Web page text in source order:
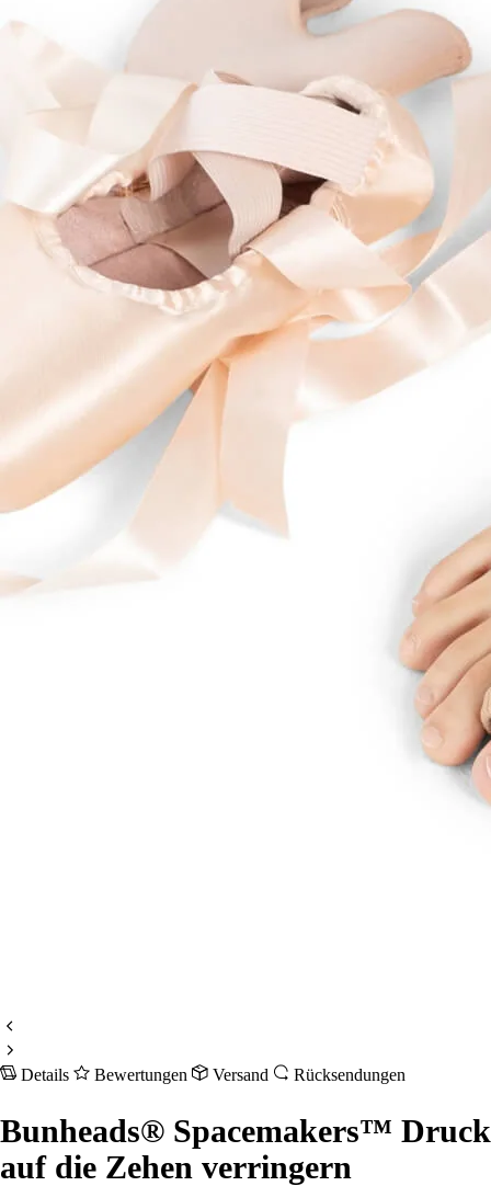
Details Bewertungen Versand Rücksendungen
Bunheads® Spacemakers™ Druck
auf die Zehen verringern